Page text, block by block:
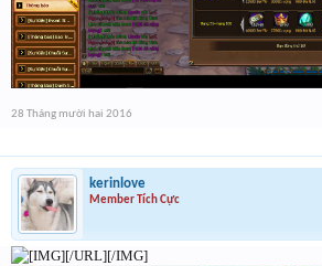
28 Tháng mười hai 2016
kerinlove
Member Tích Cực
[/URL][/IMG]